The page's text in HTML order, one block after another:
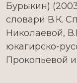
Бурыкин)
словари В.К.
Николаевой,
юкагирско-
Прокопьевой